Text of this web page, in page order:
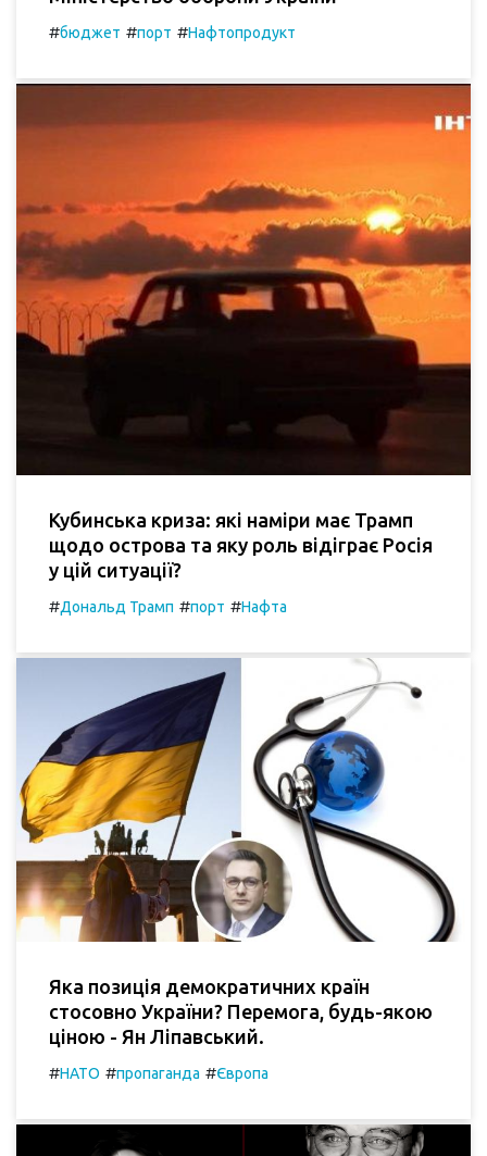
#бюджет #порт #Нафтопродукт
Кубинська криза: які наміри має Трамп
щодо острова та яку роль відіграє Росія
у цій ситуації?
#Дональд Трамп #порт #Нафта
Яка позиція демократичних країн
стосовно України? Перемога, будь-якою
ціною - Ян Ліпавський.
#НАТО #пропаганда #Європа